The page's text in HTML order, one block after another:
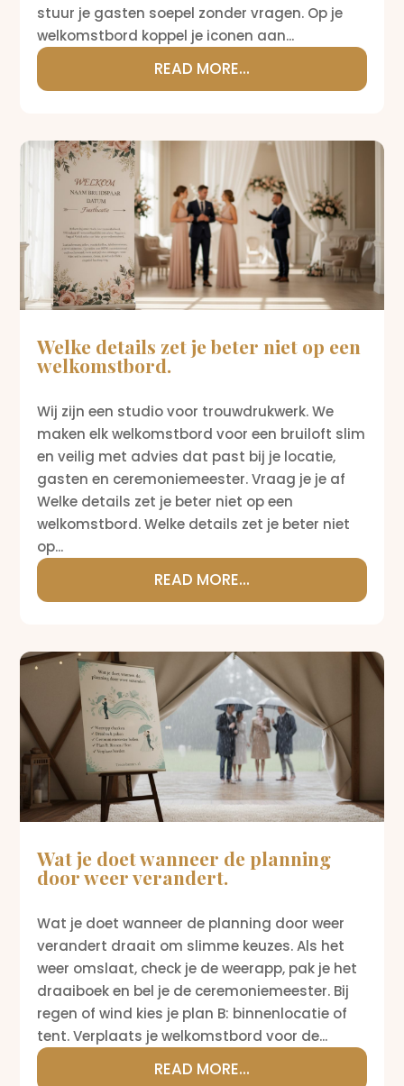
stuur je gasten soepel zonder vragen. Op je
welkomstbord koppel je iconen aan...
READ MORE...
Welke details zet je beter niet op een
welkomstbord.
Wij zijn een studio voor trouwdrukwerk. We
maken elk welkomstbord voor een bruiloft slim
en veilig met advies dat past bij je locatie,
gasten en ceremoniemeester. Vraag je je af
Welke details zet je beter niet op een
welkomstbord. Welke details zet je beter niet
op...
READ MORE...
Wat je doet wanneer de planning
door weer verandert.
Wat je doet wanneer de planning door weer
verandert draait om slimme keuzes. Als het
weer omslaat, check je de weerapp, pak je het
draaiboek en bel je de ceremoniemeester. Bij
regen of wind kies je plan B: binnenlocatie of
tent. Verplaats je welkomstbord voor de...
READ MORE...